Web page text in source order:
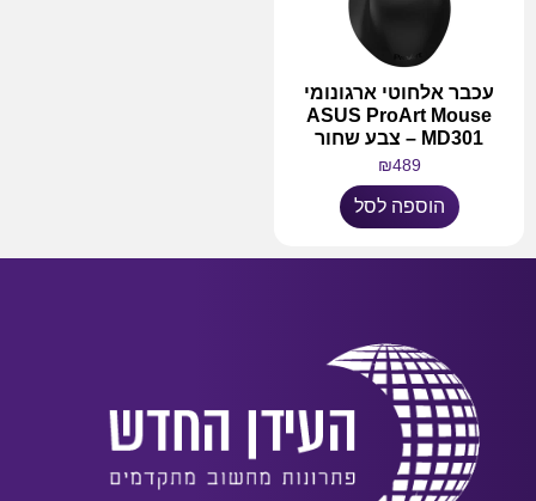
עכבר אלחוטי ארגונומי
ASUS ProArt Mouse
MD301 – צבע שחור
₪489
הוספה לסל